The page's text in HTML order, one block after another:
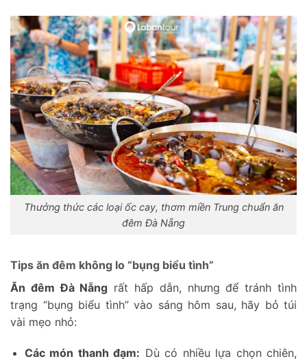
Thưởng thức các loại ốc cay, thơm miền Trung chuẩn ăn
đêm Đà Nẵng
Tips ăn đêm không lo “bụng biểu tình”
Ăn đêm Đà Nẵng rất hấp dẫn, nhưng để tránh tình
trạng “bụng biểu tình” vào sáng hôm sau, hãy bỏ túi
vài mẹo nhỏ:
Các món thanh đạm: Dù có nhiều lựa chọn chiên,